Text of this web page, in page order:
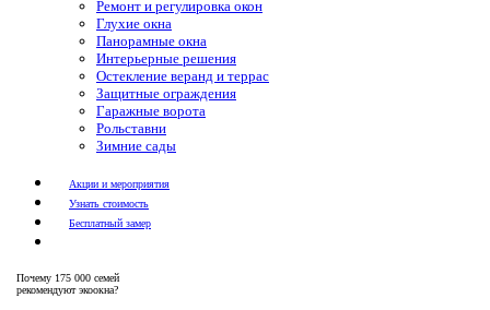
Ремонт и регулировка окон
Глухие окна
Панорамные окна
Интерьерные решения
Остекление веранд и террас
Защитные ограждения
Гаражные ворота
Рольставни
Зимние сады
Акции и мероприятия
Узнать стоимость
Бесплатный замер
Почему 175 000 семей
рекомендуют экоокна?